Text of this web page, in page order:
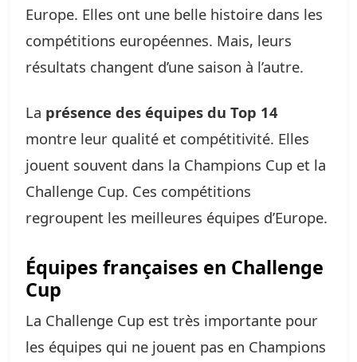
Europe. Elles ont une belle histoire dans les
compétitions européennes. Mais, leurs
résultats changent d’une saison à l’autre.
La présence des équipes du Top 14
montre leur qualité et compétitivité. Elles
jouent souvent dans la Champions Cup et la
Challenge Cup. Ces compétitions
regroupent les meilleures équipes d’Europe.
Équipes françaises en Challenge
Cup
La Challenge Cup est très importante pour
les équipes qui ne jouent pas en Champions